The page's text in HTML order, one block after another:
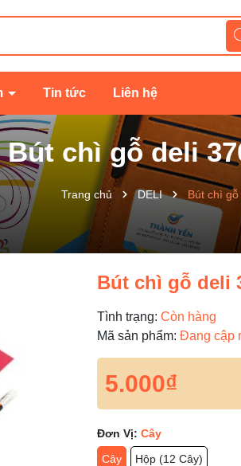
Tin tức Liên hệ
Bút chì gỗ deli
Trang chủ DELI Bút chì
Bút chì gỗ deli
Tình trạng: Còn hàng
Mã sản phẩm: Đang cập
5.000₫
Đơn Vị: Cây
Cây
Hộp (12 Cây)